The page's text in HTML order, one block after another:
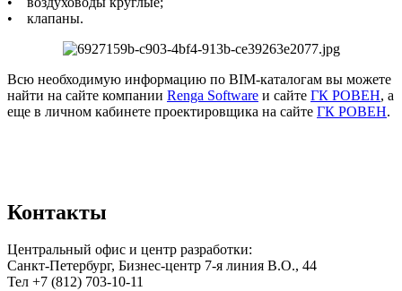
• клапаны.
Всю необходимую информацию по BIM-каталогам вы можете
найти на сайте компании Renga Software и сайте ГК РОВЕН, а
еще в личном кабинете проектировщика на сайте ГК РОВЕН.
Контакты
Центральный офис и центр разработки:
Санкт-Петербург, Бизнес-центр 7-я линия В.О., 44
Тел +7 (812) 703-10-11